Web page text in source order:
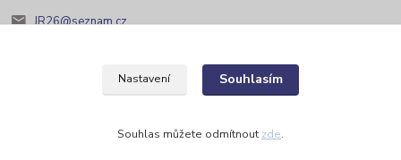
JR26@seznam.cz
Nastavení Souhlasím
Souhlas můžete odmítnout zde.